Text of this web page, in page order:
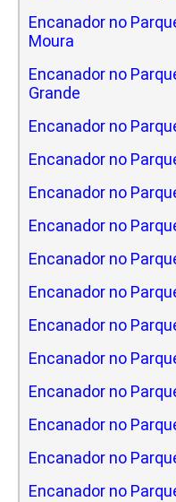
Encanador no
Moura
Encanador no
Grande
Encanador no
Encanador no
Encanador no
Encanador no
Encanador no
Encanador no
Encanador no
Encanador no
Encanador no
Encanador no
Encanador no
Encanador no